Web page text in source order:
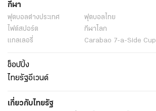
กีฬา
ฟุตบอลต่่างประเทศ ฟุตบอลไทย
ไฟต์สปอร์ต
กีฬาโลก
แกลเลอรี่
Carabao 7-a-Side Cup
ช็อปปิ้ง
ไทยรัฐอีเวนต์
เกี่ยวกับไทยรัฐ